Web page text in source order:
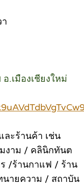
.เมืองเชียงใหม่
ละร้านค้า เช่น
งาม / คลินิกทันต
/ร้านกาแฟ / ร้าน
ายความ / สถาบัน